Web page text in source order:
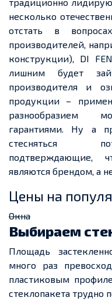
несколько
отстать в
производителей,
конструкции), DI
лишним будет
производителя и
продукции –
разнообразием
гарантиями. Ну а
стесняться
подтверждающие,
являются брендом, а
Цены на
Окна
Выбираем
Площадь
много раз
пластиковым
стеклопакета трудно